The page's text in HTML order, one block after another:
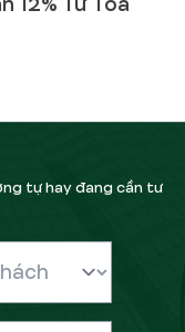
tự hay đang cần tư